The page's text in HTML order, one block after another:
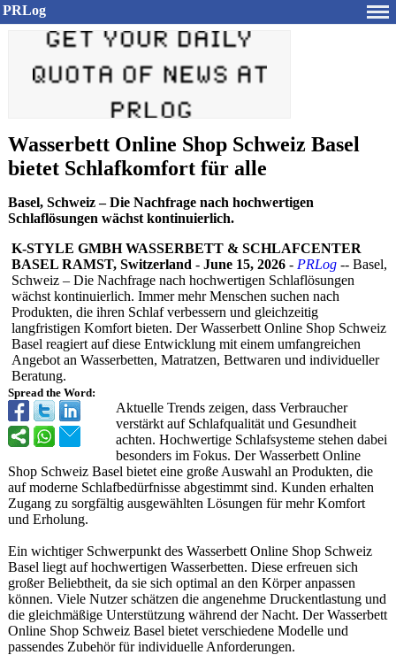
PRLog
Wasserbett Online Shop Schweiz Basel
bietet Schlafkomfort für alle
Basel, Schweiz – Die Nachfrage nach hochwertigen
Schlaflösungen wächst kontinuierlich.
Spread the Word:
K-STYLE GMBH WASSERBETT & SCHLAFCENTER
BASEL RAMST, Switzerland - June 15, 2026 - PRLog -- Basel,
Schweiz – Die Nachfrage nach hochwertigen Schlaflösungen
wächst kontinuierlich. Immer mehr Menschen suchen nach
Produkten, die ihren Schlaf verbessern und gleichzeitig
langfristigen Komfort bieten. Der Wasserbett Online Shop Schweiz
Basel reagiert auf diese Entwicklung mit einem umfangreichen
Angebot an Wasserbetten, Matratzen, Bettwaren und individueller
Beratung.
Aktuelle Trends zeigen, dass Verbraucher
verstärkt auf Schlafqualität und Gesundheit
achten. Hochwertige Schlafsysteme stehen dabei
besonders im Fokus. Der Wasserbett Online
Shop Schweiz Basel bietet eine große Auswahl an Produkten, die
auf moderne Schlafbedürfnisse abgestimmt sind. Kunden erhalten
Zugang zu sorgfältig ausgewählten Lösungen für mehr Komfort
und Erholung.
Ein wichtiger Schwerpunkt des Wasserbett Online Shop Schweiz
Basel liegt auf hochwertigen Wasserbetten. Diese erfreuen sich
großer Beliebtheit, da sie sich optimal an den Körper anpassen
können. Viele Nutzer schätzen die angenehme Druckentlastung und
die gleichmäßige Unterstützung während der Nacht. Der Wasserbett
Online Shop Schweiz Basel bietet verschiedene Modelle und
passendes Zubehör für individuelle Anforderungen.